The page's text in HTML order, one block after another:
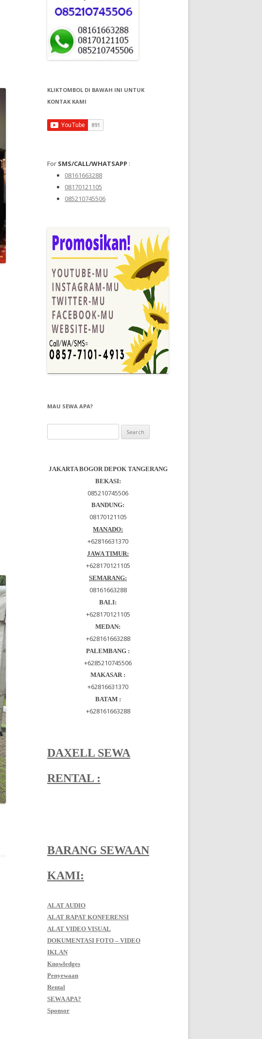
KLIKTOMBOL DI BAWAH INI UNTUK
KONTAK KAMI
For SMS/CALL/WHATSAPP :
08161663288
08170121105
085210745506
MAU SEWA APA?
for:
JAKARTA BOGOR DEPOK TANGERANG
BEKASI:
085210745506
BANDUNG:
08170121105
MANADO:
+62816631370
JAWA TIMUR:
+628170121105
SEMARANG:
08161663288
BALI:
+628170121105
MEDAN:
+628161663288
PALEMBANG :
+6285210745506
MAKASAR :
+62816631370
BATAM :
+628161663288
DAXELL SEWA
RENTAL :
BARANG SEWAAN
KAMI:
ALAT AUDIO
ALAT RAPAT KONFERENSI
ALAT VIDEO VISUAL
DOKUMENTASI FOTO – VIDEO
IKLAN
Knowledges
Penyewaan
Rental
SEWA APA?
Sponsor